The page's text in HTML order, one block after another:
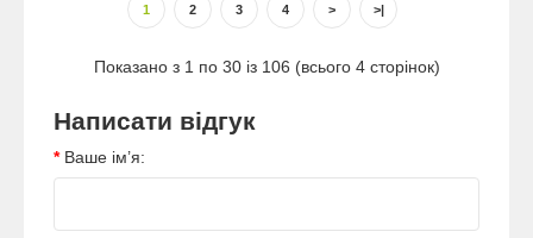
1 2 3 4 > >|
Показано з 1 по 30 із 106 (всього 4 сторінок)
Написати відгук
Ваше ім’я: